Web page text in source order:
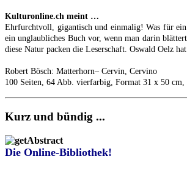
Kulturonline.ch meint …
Ehrfurchtvoll, gigantisch und einmalig! Was für
ein unglaubliches Buch vor, wenn man darin
diese Natur packen die Leserschaft. Oswald Oelz
Robert Bösch: Matterhorn– Cervin, Cervino
100 Seiten, 64 Abb. vierfarbig, Format 31 x 50
Kurz und bündig ...
Die Online-Bibliothek!